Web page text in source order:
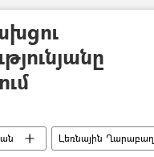
Լեռնային Ղարաբաղ